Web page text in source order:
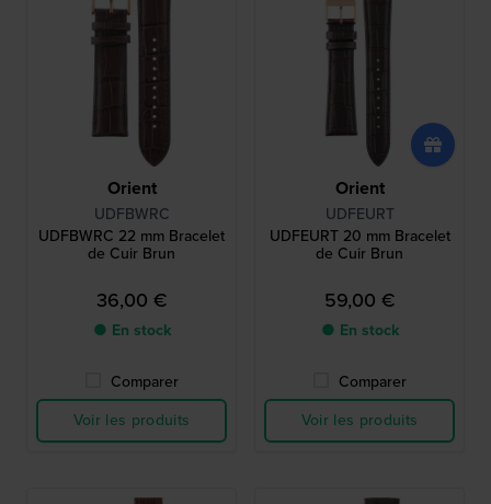
Orient
UDFBWRC
UDFBWRC 22 mm Bracelet
de Cuir Brun
36,00 €
● En stock
Comparer
Voir les produits
Orient
UDFEURT
UDFEURT 20 mm Bracelet
de Cuir Brun
59,00 €
● En stock
Comparer
Voir les produits